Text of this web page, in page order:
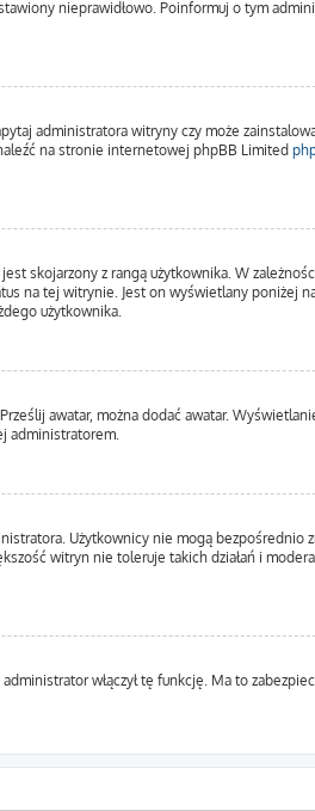
nieprawidłowo. Poinformuj o tym
administratora witryny czy może
na stronie internetowej phpBB Limited
skojarzony z rangą użytkownika. W
na tej witrynie. Jest on wyświetlany poniżej
użytkownika.
awatar, można dodać awatar.
administratorem.
Użytkownicy nie mogą bezpośrednio
witryn nie toleruje takich działań i
włączył tę funkcję. Ma to